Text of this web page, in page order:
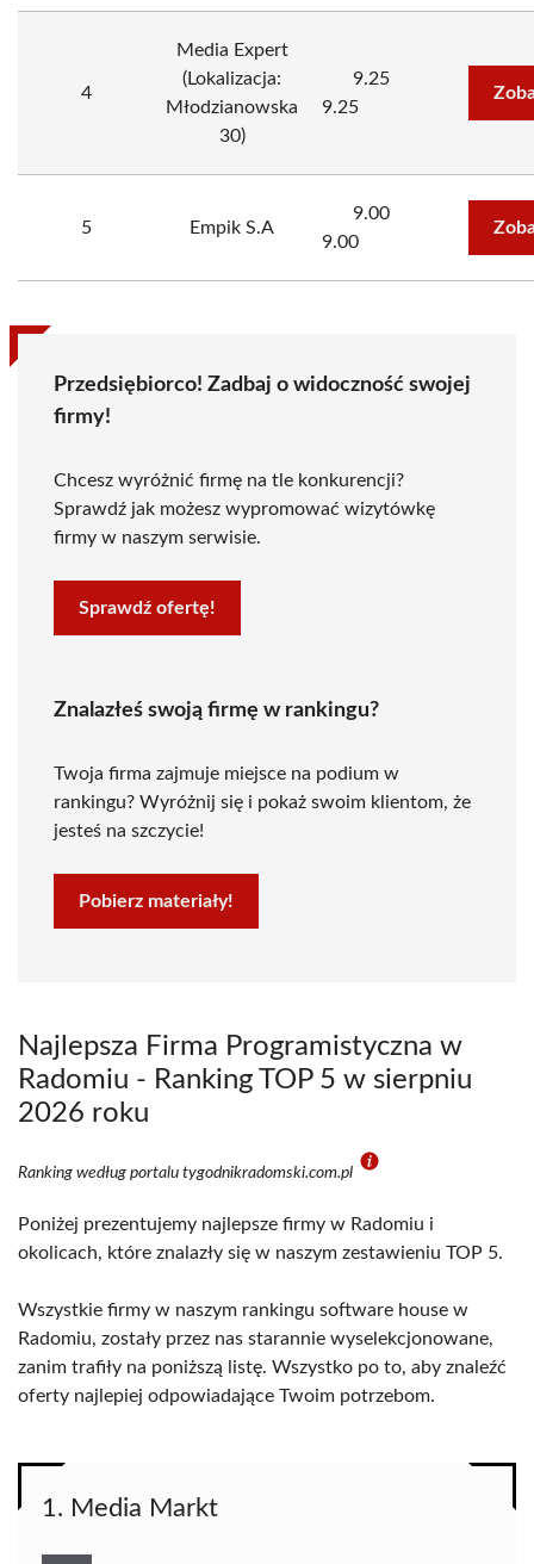
4
Media Expert
(Lokalizacja:
Młodzianowska
30)
9.25
9.25
5 Empik S.A
9.00
9.00
Przedsiębiorco! Zadbaj o widoczność swojej
firmy!
Chcesz wyróżnić firmę na tle konkurencji?
Sprawdź jak możesz wypromować wizytówkę
firmy w naszym serwisie.
Sprawdź ofertę!
Znalazłeś swoją firmę w rankingu?
Twoja firma zajmuje miejsce na podium w
rankingu? Wyróżnij się i pokaż swoim klientom, że
jesteś na szczycie!
Pobierz materiały!
Najlepsza Firma Programistyczna w
Radomiu - Ranking TOP 5 w sierpniu
2026 roku
Ranking według portalu tygodnikradomski.com.pl
Poniżej prezentujemy najlepsze firmy w Radomiu i
okolicach, które znalazły się w naszym zestawieniu TOP 5.
Wszystkie firmy w naszym rankingu software house w
Radomiu, zostały przez nas starannie wyselekcjonowane,
zanim trafiły na poniższą listę. Wszystko po to, aby znaleźć
oferty najlepiej odpowiadające Twoim potrzebom.
1. Media Markt